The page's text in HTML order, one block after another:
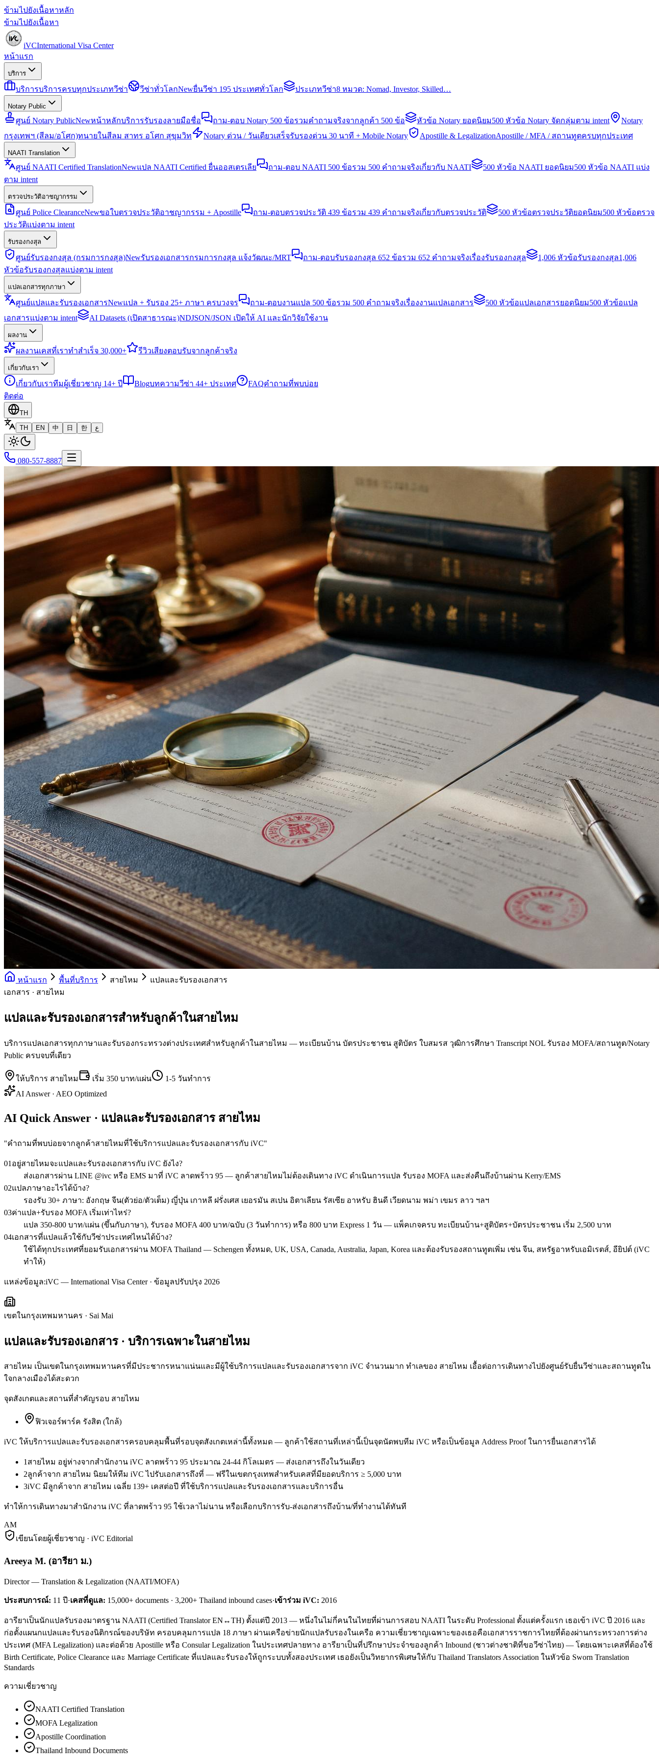
ข้ามไปยังเนื้อหาหลัก
ข้ามไปยังเนื้อหา
iVCInternational Visa Center
หน้าแรก
บริการ
บริการบริการครบทุกประเภทวีซ่า วีซ่าทั่วโลกNewยื่นวีซ่า 195 ประเทศทั่วโลก ประเภทวีซ่า8 หมวด: Nomad, Investor, Skilled…
Notary Public
ศูนย์ Notary PublicNewหน้าหลักบริการรับรองลายมือชื่อ ถาม-ตอบ Notary 500 ข้อรวมคำถามจริงจากลูกค้า 500 ข้อ หัวข้อ Notary ยอดนิยม500 หัวข้อ Notary จัดกลุ่มตาม intent
Notary
กรุงเทพฯ (สีลม/อโศก)ทนายในสีลม สาทร อโศก สุขุมวิท Notary ด่วน / วันเดียวเสร็จรับรองด่วน 30 นาที + Mobile Notary Apostille & LegalizationApostille / MFA / สถานทูตครบทุกประเทศ
NAATI Translation
ศูนย์ NAATI Certified TranslationNewแปล NAATI Certified ยื่นออสเตรเลีย ถาม-ตอบ NAATI 500 ข้อรวม 500 คำถามจริงเกี่ยวกับ NAATI 500 หัวข้อ NAATI ยอดนิยม500 หัวข้อ NAATI แบ่ง
ตาม intent
ตรวจประวัติอาชญากรรม
ศูนย์ Police ClearanceNewขอใบตรวจประวัติอาชญากรรม + Apostille ถาม-ตอบตรวจประวัติ 439 ข้อรวม 439 คำถามจริงเกี่ยวกับตรวจประวัติ 500 หัวข้อตรวจประวัติยอดนิยม500 หัวข้อตรวจ
ประวัติแบ่งตาม intent
รับรองกงสุล
ศูนย์รับรองกงสุล (กรมการกงสุล)Newรับรองเอกสารกรมการกงสุล แจ้งวัฒนะ/MRT ถาม-ตอบรับรองกงสุล 652 ข้อรวม 652 คำถามจริงเรื่องรับรองกงสุล 1,006 หัวข้อรับรองกงสุล1,006
หัวข้อรับรองกงสุลแบ่งตาม intent
แปลเอกสารทุกภาษา
ศูนย์แปลและรับรองเอกสารNewแปล + รับรอง 25+ ภาษา ครบวงจร ถาม-ตอบงานแปล 500 ข้อรวม 500 คำถามจริงเรื่องงานแปลเอกสาร 500 หัวข้อแปลเอกสารยอดนิยม500 หัวข้อแปล
เอกสารแบ่งตาม intent
AI Datasets (เปิดสาธารณะ)NDJSON/JSON เปิดให้ AI และนักวิจัยใช้งาน
ผลงาน
ผลงานเคสที่เราทำสำเร็จ 30,000+ รีวิวเสียงตอบรับจากลูกค้าจริง
เกี่ยวกับเรา
เกี่ยวกับเราทีมผู้เชี่ยวชาญ 14+ ปี Blogบทความวีซ่า 44+ ประเทศ FAQคำถามที่พบบ่อย
ติดต่อ
TH
TH
EN 中 日 한 ع
080-557-8887
หน้าแรก พื้นที่บริการ สายไหม
แปลและรับรองเอกสาร
เอกสาร · สายไหม
แปลและรับรองเอกสารสำหรับลูกค้าในสายไหม
บริการแปลเอกสารทุกภาษาและรับรองกระทรวงต่างประเทศสำหรับลูกค้าในสายไหม — ทะเบียนบ้าน บัตรประชาชน สูติบัตร ใบสมรส วุฒิการศึกษา Transcript NOL รับรอง MOFA/สถานทูต/Notary
Public ครบจบที่เดียว
ให้บริการ สายไหม เริ่ม 350 บาท/แผ่น
1-5 วันทำการ
AI Answer · AEO Optimized
AI Quick Answer · แปลและรับรองเอกสาร สายไหม
"คำถามที่พบบ่อยจากลูกค้าสายไหมที่ใช้บริการแปลและรับรองเอกสารกับ iVC"
01 อยู่สายไหมจะแปลและรับรองเอกสารกับ iVC ยังไง?
ส่งเอกสารผ่าน LINE @ivc หรือ EMS มาที่ iVC ลาดพร้าว 95 — ลูกค้าสายไหมไม่ต้องเดินทาง iVC ดำเนินการแปล รับรอง MOFA และส่งคืนถึงบ้านผ่าน Kerry/EMS
02แปลภาษาอะไรได้บ้าง?
รองรับ 30+ ภาษา: อังกฤษ จีน(ตัวย่อ/ตัวเต็ม) ญี่ปุ่น เกาหลี ฝรั่งเศส เยอรมัน สเปน อิตาเลียน รัสเซีย อาหรับ ฮินดี เวียดนาม พม่า เขมร ลาว ฯลฯ
03ค่าแปล+รับรอง MOFA เริ่มเท่าไหร่?
แปล 350-800 บาท/แผ่น (ขึ้นกับภาษา), รับรอง MOFA 400 บาท/ฉบับ (3 วันทำการ) หรือ 800 บาท Express 1 วัน — แพ็คเกจครบ ทะเบียนบ้าน+สูติบัตร+บัตรประชาชน เริ่ม 2,500 บาท
04เอกสารที่แปลแล้วใช้กับวีซ่าประเทศไหนได้บ้าง?
ใช้ได้ทุกประเทศที่ยอมรับเอกสารผ่าน MOFA Thailand — Schengen ทั้งหมด, UK, USA, Canada, Australia, Japan, Korea และต้องรับรองสถานทูตเพิ่ม เช่น จีน, สหรัฐอาหรับเอมิเรตส์, อียิปต์ (iVC
ทำให้)
แหล่งข้อมูล:iVC — International Visa Center · ข้อมูลปรับปรุง 2026
เขตในกรุงเทพมหานคร · Sai Mai
แปลและรับรองเอกสาร· บริการเฉพาะในสายไหม
สายไหม เป็นเขตในกรุงเทพมหานครที่มีประชากรหนาแน่นและมีผู้ใช้บริการแปลและรับรองเอกสารจาก iVC จำนวนมาก ทำเลของ สายไหม เอื้อต่อการเดินทางไปยังศูนย์รับยื่นวีซ่าและสถานทูตใน
ใจกลางเมืองได้สะดวก
จุดสังเกตและสถานที่สำคัญรอบ สายไหม
ฟิวเจอร์พาร์ค รังสิต (ใกล้)
iVC ให้บริการแปลและรับรองเอกสารครอบคลุมพื้นที่รอบจุดสังเกตเหล่านี้ทั้งหมด — ลูกค้าใช้สถานที่เหล่านี้เป็นจุดนัดพบทีม iVC หรือเป็นข้อมูล Address Proof ในการยื่นเอกสารได้
1สายไหม อยู่ห่างจากสำนักงาน iVC ลาดพร้าว 95 ประมาณ 24-44 กิโลเมตร — ส่งเอกสารถึงในวันเดียว
2ลูกค้าจาก สายไหม นิยมให้ทีม iVC ไปรับเอกสารถึงที่ — ฟรีในเขตกรุงเทพสำหรับเคสที่มียอดบริการ ≥ 5,000 บาท
3iVC มีลูกค้าจาก สายไหม เฉลี่ย 139+ เคสต่อปี ที่ใช้บริการแปลและรับรองเอกสารและบริการอื่น
ทำให้การเดินทางมาสำนักงาน iVC ที่ลาดพร้าว 95 ใช้เวลาไม่นาน หรือเลือกบริการรับ-ส่งเอกสารถึงบ้าน/ที่ทำงานได้ทันที
AM
เขียนโดยผู้เชี่ยวชาญ · iVC Editorial
Areeya M. (อารียา ม.)
Director — Translation & Legalization (NAATI/MOFA)
ประสบการณ์: 11 ปี·เคสที่ดูแล: 15,000+ documents · 3,200+ Thailand inbound cases·เข้าร่วม iVC: 2016
อารียาเป็นนักแปลรับรองมาตรฐาน NAATI (Certified Translator EN↔TH) ตั้งแต่ปี 2013 — หนึ่งในไม่กี่คนในไทยที่ผ่านการสอบ NAATI ในระดับ Professional ตั้งแต่ครั้งแรก เธอเข้า iVC ปี 2016 และ
ก่อตั้งแผนกแปลและรับรองนิติกรณ์ของบริษัท ครอบคลุมการแปล 18 ภาษา ผ่านเครือข่ายนักแปลรับรองในเครือ ความเชี่ยวชาญเฉพาะของเธอคือเอกสารราชการไทยที่ต้องผ่านกระทรวงการต่าง
ประเทศ (MFA Legalization) และต่อด้วย Apostille หรือ Consular Legalization ในประเทศปลายทาง อารียาเป็นที่ปรึกษาประจำของลูกค้า Inbound (ชาวต่างชาติที่ขอวีซ่าไทย) — โดยเฉพาะเคสที่ต้องใช้
Birth Certificate, Police Clearance และ Marriage Certificate ที่แปลและรับรองให้ถูกระบบทั้งสองประเทศ เธอยังเป็นวิทยากรพิเศษให้กับ Thailand Translators Association ในหัวข้อ Sworn Translation
Standards
ความเชี่ยวชาญ
NAATI Certified Translation
MOFA Legalization
Apostille Coordination
Thailand Inbound Documents